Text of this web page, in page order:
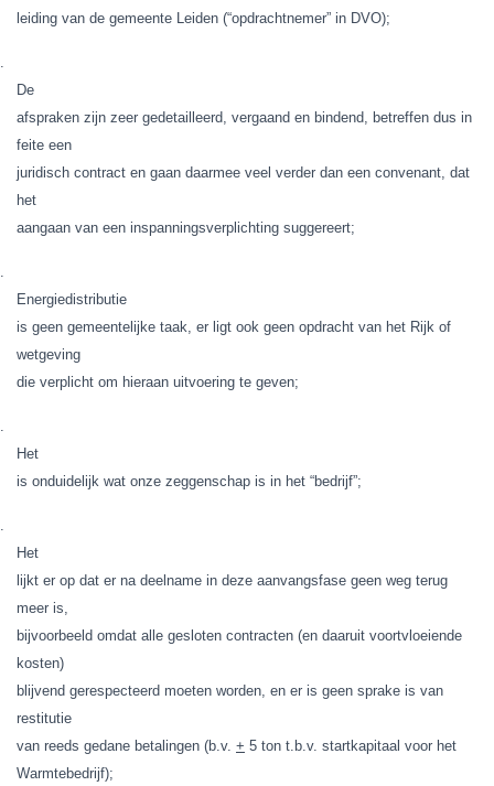
leiding van de gemeente Leiden (“opdrachtnemer” in DVO);
De
afspraken zijn zeer gedetailleerd, vergaand en bindend, betreffen dus in
feite een
juridisch contract en gaan daarmee veel verder dan een convenant, dat
het
aangaan van een inspanningsverplichting suggereert;
Energiedistributie
is geen gemeentelijke taak, er ligt ook geen opdracht van het Rijk of
wetgeving
die verplicht om hieraan uitvoering te geven;
Het
is onduidelijk wat onze zeggenschap is in het “bedrijf”;
Het
lijkt er op dat er na deelname in deze aanvangsfase geen weg terug
meer is,
bijvoorbeeld omdat alle gesloten contracten (en daaruit voortvloeiende
kosten)
blijvend gerespecteerd moeten worden, en er is geen sprake is van
restitutie
van reeds gedane betalingen (b.v. + 5 ton t.b.v. startkapitaal voor het
Warmtebedrijf);